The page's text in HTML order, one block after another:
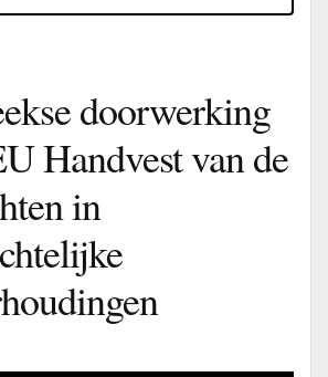
doorwerking
Handvest van de
in